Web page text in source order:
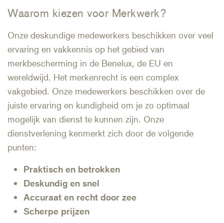
Waarom kiezen voor Merkwerk?
Onze deskundige medewerkers beschikken over veel
ervaring en vakkennis op het gebied van
merkbescherming in de Benelux, de EU en
wereldwijd. Het merkenrecht is een complex
vakgebied. Onze medewerkers beschikken over de
juiste ervaring en kundigheid om je zo optimaal
mogelijk van dienst te kunnen zijn. Onze
dienstverlening kenmerkt zich door de volgende
punten:
Praktisch en betrokken
Deskundig en snel
Accuraat en recht door zee
Scherpe prijzen